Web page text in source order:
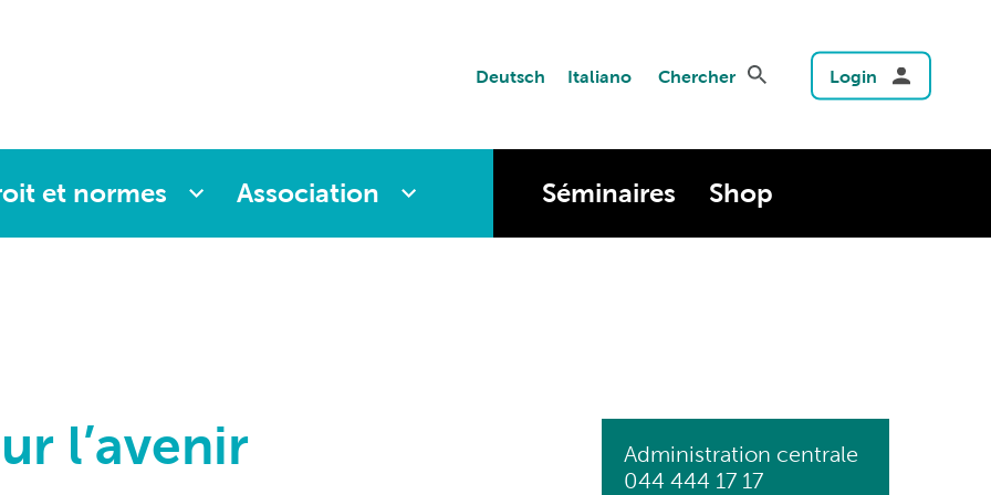
Deutsch Italiano Chercher Login
et normes Association Séminaires Shop
l’avenir
Administration centrale
044 444 17 17